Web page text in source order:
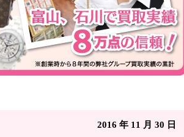
2016 年 11 月 30 日